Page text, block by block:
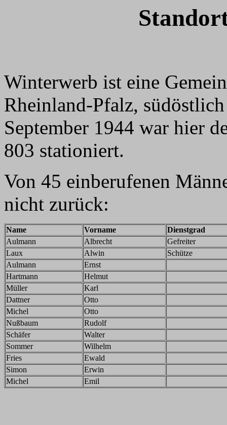
Winterwerb ist eine
Rheinland-Pfalz,
September 1944 war hier
803 stationiert.
Von 45 einberufenen
nicht zurück:
Name Vorname
Dienstgrad
Aulmann
Albrecht
Gefreiter
Laux
Alwin
Schütze
Aulmann
Ernst
Hartmann
Helmut
Müller
Karl
Dattner
Otto
Michel
Otto
Nußbaum
Rudolf
Schäfer
Walter
Sommer
Wilhelm
Fries
Ewald
Simon
Erwin
Michel
Emil